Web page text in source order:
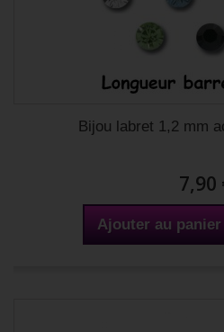
Bijou labret 1,2 mm
7,90
Ajouter au panier